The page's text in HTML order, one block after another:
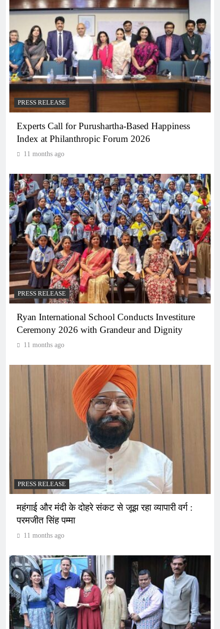
PRESS RELEASE
Experts Call for Purushartha-Based Happiness
Index at Philanthropic Forum 2026
11 months ago
PRESS RELEASE
Ryan International School Conducts Investiture
Ceremony 2026 with Grandeur and Dignity
11 months ago
PRESS RELEASE
महंगाई और मंदी के दोहरे संकट से जूझ रहा व्यापारी वर्ग :
परमजीत सिंह पम्मा
11 months ago